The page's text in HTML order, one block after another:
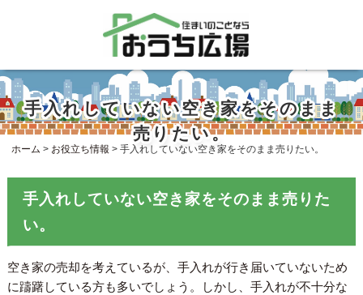
手入れしていない空き家をそのまま
売りたい。
ホーム > お役立ち情報 > 手入れしていない空き家をそのまま売りたい。
手入れしていない空き家をそのまま売りた
い。
空き家の売却を考えているが、手入れが行き届いていないため
に躊躇している方も多いでしょう。しかし、手入れが不十分な